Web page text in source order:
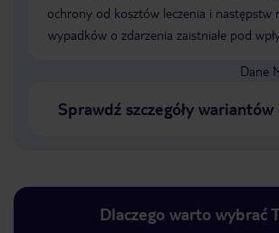
ochrony od kosztów leczenia i następstw
wypadków o zdarzenia zaistniałe pod
Dane
Sprawdź szczegóły
Dlaczego warto wybrać